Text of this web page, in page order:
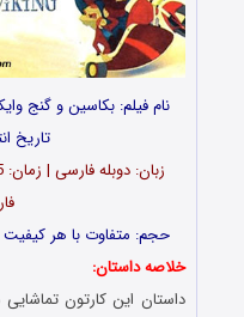
نام فیلم: بکاسین و گنج
تاریخ
حجم: متفاوت با هر کیفیت |
خلاصه داستان:
داستان این کارتون